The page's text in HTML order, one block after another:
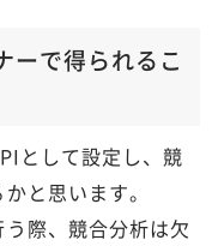
ーで得られるこ
として設定し、競
と思います。
際、競合分析は欠